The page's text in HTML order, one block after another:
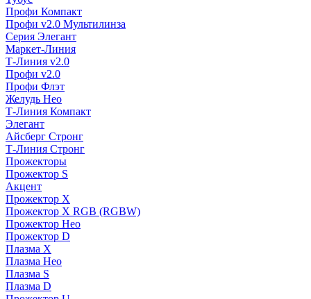
Профи Компакт
Профи v2.0 Мультилинза
Серия Элегант
Маркет-Линия
Т-Линия v2.0
Профи v2.0
Профи Флэт
Желудь Нео
Т-Линия Компакт
Элегант
Айсберг Стронг
Т-Линия Стронг
Прожекторы
Прожектор S
Акцент
Прожектор X
Прожектор Х RGB (RGBW)
Прожектор Нео
Прожектор D
Плазма X
Плазма Нео
Плазма S
Плазма D